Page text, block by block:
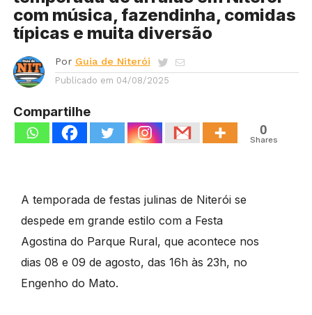
com música, fazendinha, comidas
típicas e muita diversão
Por Guia de Niterói
Publicado em 04/08/2025
Compartilhe
0
Shares
A temporada de festas julinas de Niterói se
despede em grande estilo com a Festa
Agostina do Parque Rural, que acontece nos
dias 08 e 09 de agosto, das 16h às 23h, no
Engenho do Mato.